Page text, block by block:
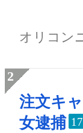
オリコン
注文キ
女逮捕